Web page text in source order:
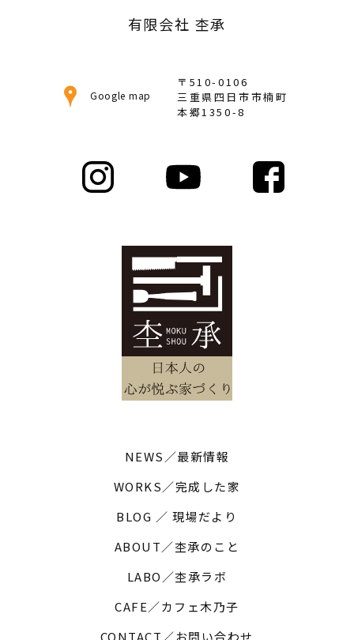
有限会社 杢承
Google map
〒510-0106
三重県四日市市楠町
本郷1350-8
NEWS／最新情報
WORKS／完成した家
BLOG ／ 現場だより
ABOUT／杢承のこと
LABO／杢承ラボ
CAFE／カフェ木乃子
CONTACT／お問い合わせ